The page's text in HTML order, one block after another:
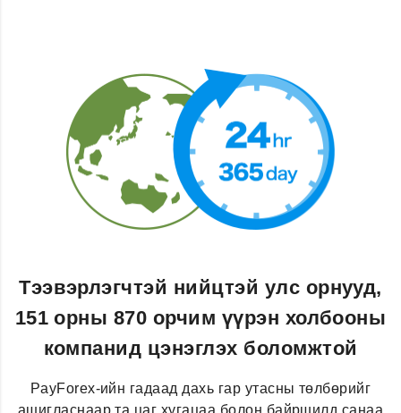
Тээвэрлэгчтэй нийцтэй улс орнууд,
151 орны 870 орчим үүрэн холбооны
компанид цэнэглэх боломжтой
PayForex-ийн гадаад дахь гар утасны төлбөрийг
ашигласнаар та цаг хугацаа болон байршилд санаа